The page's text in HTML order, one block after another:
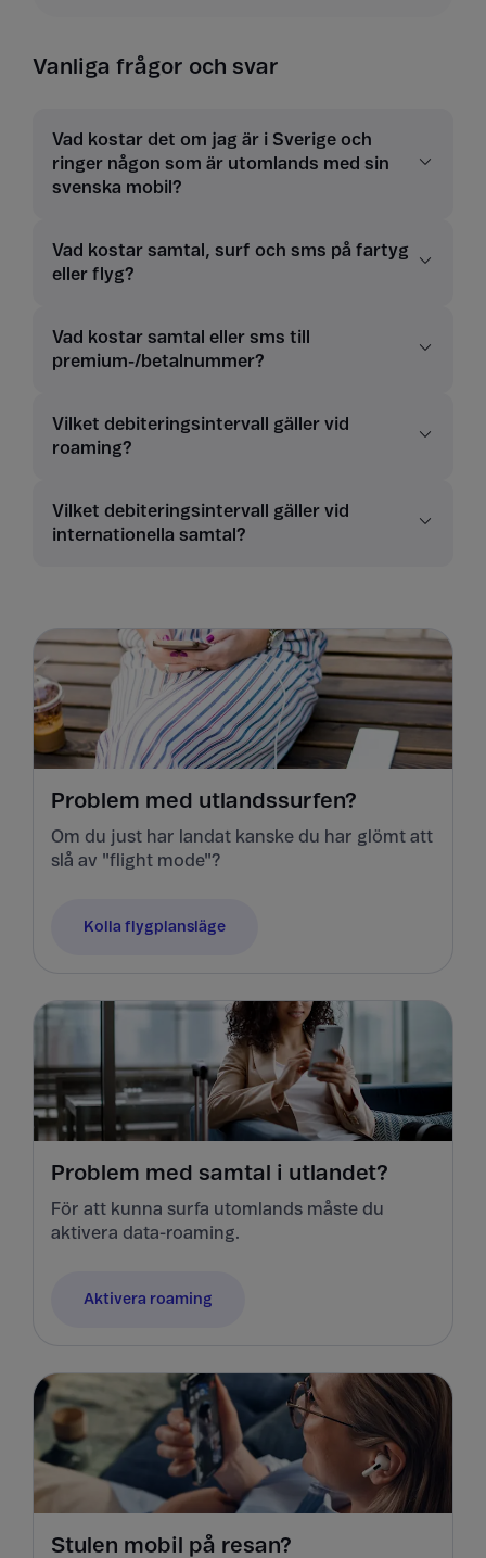
Vanliga frågor och svar
Vad kostar det om jag är i Sverige och
ringer någon som är utomlands med sin
svenska mobil?
Vad kostar samtal, surf och sms på fartyg
eller flyg?
Vad kostar samtal eller sms till
premium-/betalnummer?
Vilket debiteringsintervall gäller vid
roaming?
Vilket debiteringsintervall gäller vid
internationella samtal?
Problem med utlandssurfen?
Om du just har landat kanske du har glömt att
slå av "flight mode"?
Kolla flygplansläge
Problem med samtal i utlandet?
För att kunna surfa utomlands måste du
aktivera data-roaming.
Aktivera roaming
Stulen mobil på resan?